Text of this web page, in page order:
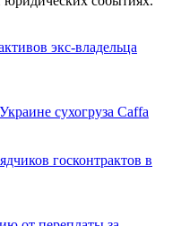
экс-владельца
сухогруза Caffa
госконтрактов в